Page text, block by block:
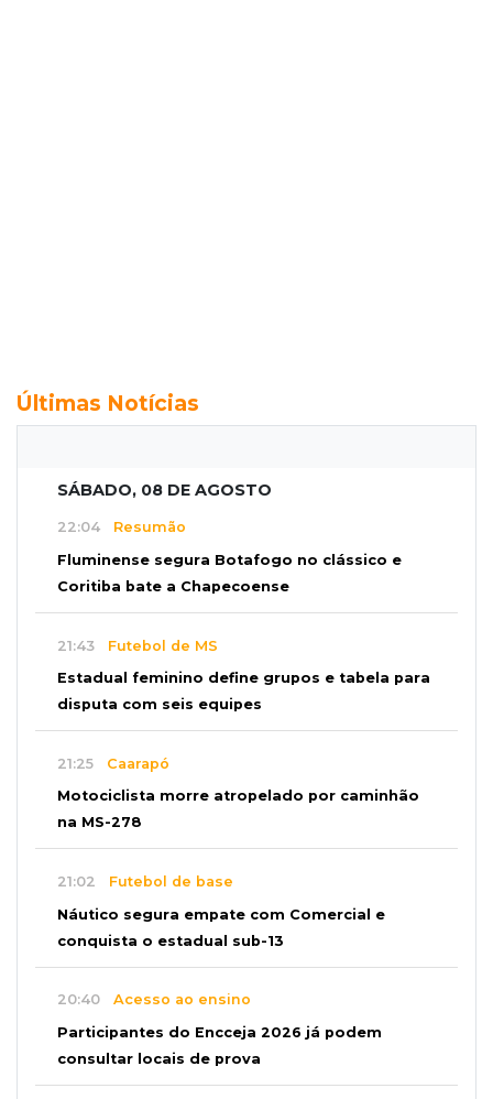
Últimas Notícias
SÁBADO, 08 DE AGOSTO
22:04 Resumão
Fluminense segura Botafogo no clássico e
Coritiba bate a Chapecoense
21:43 Futebol de MS
Estadual feminino define grupos e tabela para
disputa com seis equipes
21:25 Caarapó
Motociclista morre atropelado por caminhão
na MS-278
21:02 Futebol de base
Náutico segura empate com Comercial e
conquista o estadual sub-13
20:40 Acesso ao ensino
Participantes do Encceja 2026 já podem
consultar locais de prova